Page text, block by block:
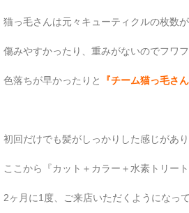
猫っ毛さんは元々キューティクルの枚数
傷みやすかったり、重みがないのでフワ
色落ちが早かったりと 『チーム猫っ毛さ
初回だけでも髪がしっかりした感じがあ
ここから『カット＋カラー＋水素トリー
2ヶ月に1度、ご来店いただくようになっ